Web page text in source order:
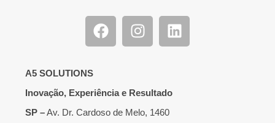
A5 SOLUTIONS
Inovação, Experiência e Resultado
SP –Av. Dr. Cardoso de Melo, 1460